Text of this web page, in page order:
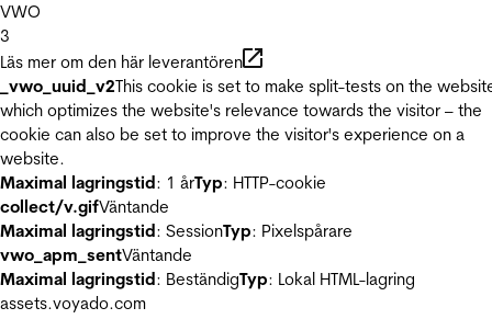
VWO
3
Läs mer om den här leverantören
_vwo_uuid_v2This cookie is set to make split-tests on the
which optimizes the website's relevance towards the visitor – the
cookie can also be set to improve the visitor's experience on a
website.
Maximal lagringstid: 1 årTyp: HTTP-cookie
collect/v.gifVäntande
Maximal lagringstid: SessionTyp: Pixelspårare
vwo_apm_sentVäntande
Maximal lagringstid: BeständigTyp: Lokal HTML-lagring
assets.voyado.com